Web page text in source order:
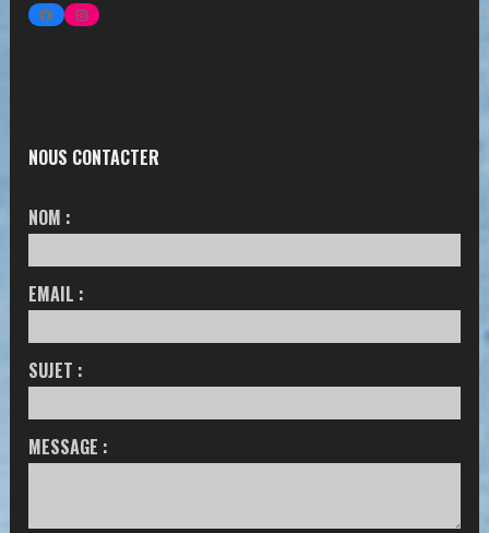
FACEBOOKINSTAGRAM
NOUS CONTACTER
NOM :
EMAIL :
SUJET :
MESSAGE :